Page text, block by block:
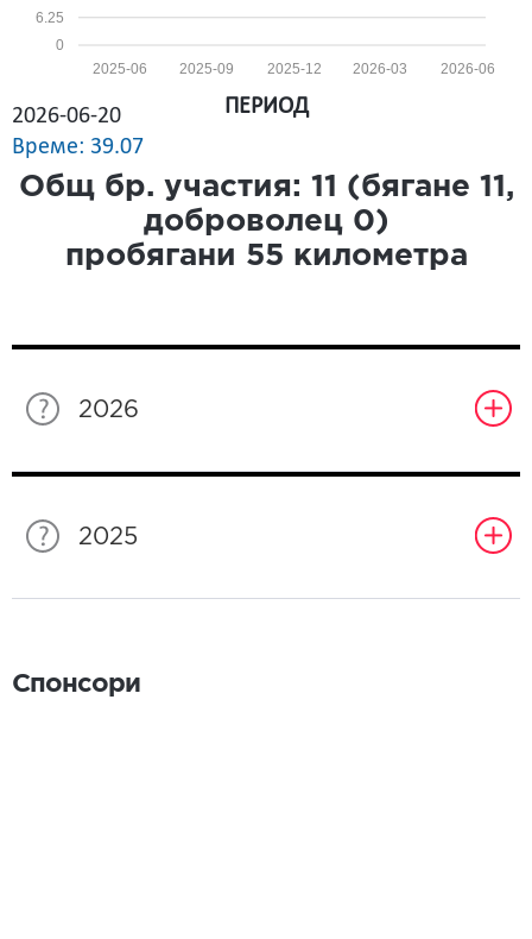
0
6.25
2026-06
2026-03
2025-12
2025-09
2025-06
2026-06-20
Време: 39.07
ПЕРИОД
Общ бр. участия: 11 (бягане 11 ,
доброволец 0)
пробягани 55 километра
2026
2025
Спонсори